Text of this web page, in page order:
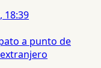
18:39